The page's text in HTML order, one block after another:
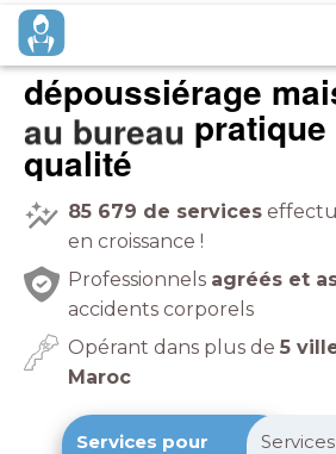
dépoussiérage
pratique
qualité
85 679 de services
en croissance !
Professionnels agréés et
accidents corporels
Opérant dans plus de 5
Maroc
Services pour